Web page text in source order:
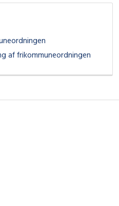
af frikommuneordningen